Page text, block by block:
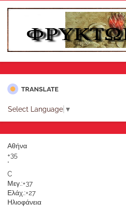
TRANSLATE
Select Language ▼
Αθήνα
+35
°
C
Μεγ.:+37
Ελάχ.:+27
Ηλιοφάνεια